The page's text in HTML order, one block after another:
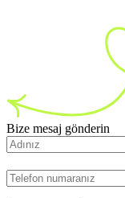
Bize mesaj gönderin